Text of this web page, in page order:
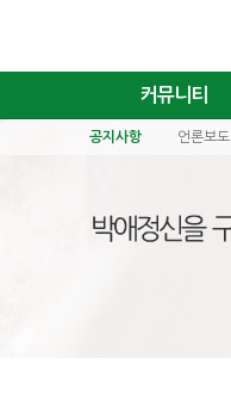
커뮤니티
공지사항 언론보도